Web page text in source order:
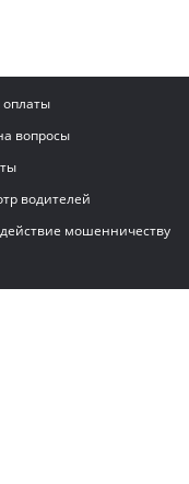
вопросы
водителей
мошенничеству